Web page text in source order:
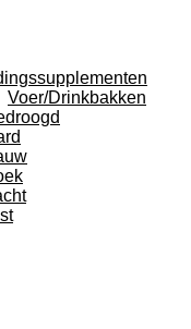
Voer/Drinkbakken